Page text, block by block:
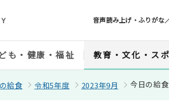
音声読み上げ・ふりがな
も・健康・福祉 教育・文化・ス
給食 令和5年度 2023年9月 今日の給